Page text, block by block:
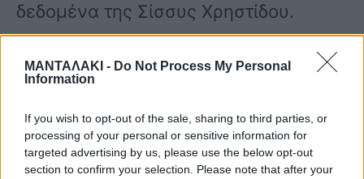
ΜΑΝΤΑΛΑΚΙ - Do Not Process My Personal
Information
If you wish to opt-out of the sale, sharing to third parties, or
processing of your personal or sensitive information for
targeted advertising by us, please use the below opt-out
section to confirm your selection. Please note that after your
δεδομένα της Σίσσυς Χρηστίδου.
«Εγώ είδα ένα Δελτίο Τύπου που να
Σίσσυς Χρηστίδου. Ένα χυδαίο Δελτίο
Τύπου που έκανε προσωπική επίθεση